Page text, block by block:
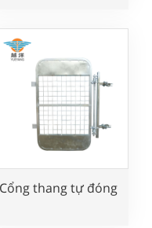
Cổng thang tự đóng